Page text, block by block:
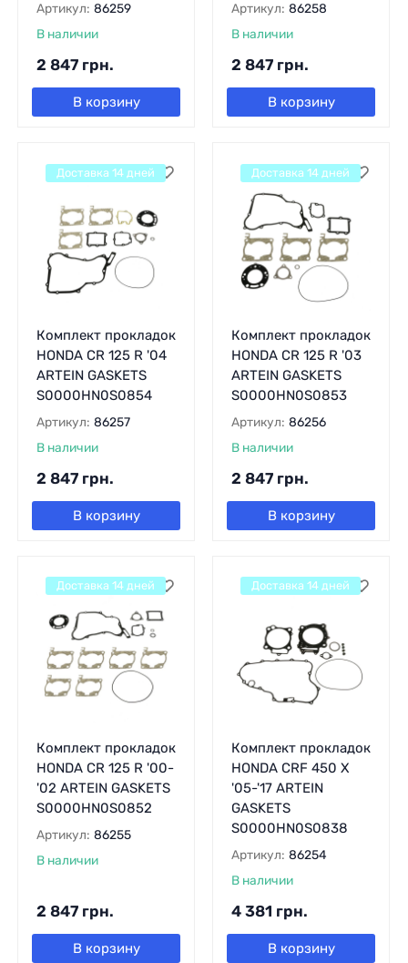
Артикул: 86259
В наличии
2 847 грн.
В корзину
Артикул: 86258
В наличии
2 847 грн.
В корзину
Комплект прокладок
HONDA CR 125 R '04
ARTEIN GASKETS
S0000HN0S0854
Артикул: 86257
В наличии
2 847 грн.
В корзину
Доставка 14 дней
Комплект прокладок
HONDA CR 125 R '03
ARTEIN GASKETS
S0000HN0S0853
Артикул: 86256
В наличии
2 847 грн.
В корзину
Доставка 14 дней
Комплект прокладок
HONDA CR 125 R '00-
'02 ARTEIN GASKETS
S0000HN0S0852
Артикул: 86255
В наличии
2 847 грн.
В корзину
Доставка 14 дней
Комплект прокладок
HONDA CRF 450 X
'05-'17 ARTEIN
GASKETS
S0000HN0S0838
Артикул: 86254
В наличии
4 381 грн.
В корзину
Доставка 14 дней